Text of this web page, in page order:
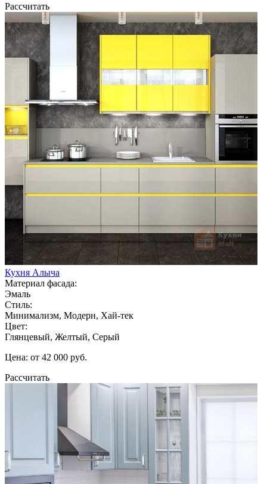
Рассчитать
Кухня Алыча
Материал фасада:
Эмаль
Стиль:
Минимализм, Модерн, Хай-тек
Цвет:
Глянцевый, Желтый, Серый
Цена: от 42 000 руб.
Рассчитать